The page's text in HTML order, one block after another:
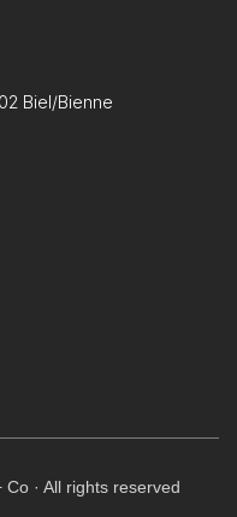
Biel/Bienne
· All rights reserved